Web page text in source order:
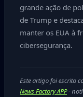
grande ação de
de Trump e
manter os EUA à
cibersegurança.
Este artigo foi escrito
News Factory APP-